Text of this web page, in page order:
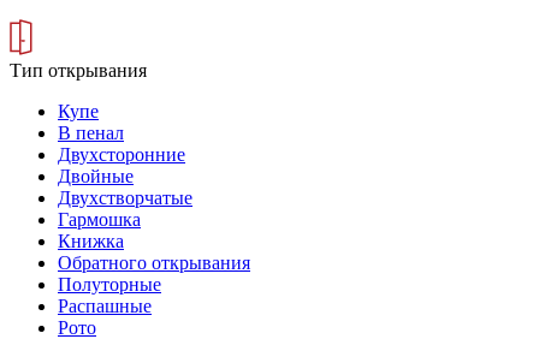
Тип открывания
Купе
В пенал
Двухсторонние
Двойные
Двухстворчатые
Гармошка
Книжка
Обратного открывания
Полуторные
Распашные
Рото